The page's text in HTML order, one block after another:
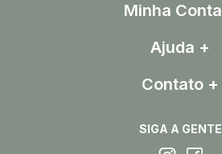
Minha Conta
Ajuda
Contato
SIGA A GENTE